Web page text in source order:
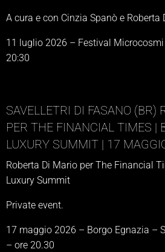
A cura e con Cinzia Spanò e Roberta
11 luglio 2026 – Festival
20:30
SAVELLETRI DI FASANO (BR)
PER THE FINANCIAL TIMES |
LUXURY SUMMIT | 17
Roberta Di Mario per The Financial
Luxury Summit
Private event.
17 maggio 2026 – Borgo Egnazia –
– ore 20.30